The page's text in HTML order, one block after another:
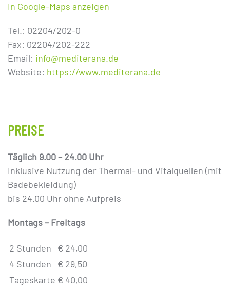
In Google-Maps anzeigen
Tel.: 02204/202-0
Fax: 02204/202-222
Email: info@mediterana.de
Website: https://www.mediterana.de
PREISE
Täglich 9.00 – 24.00 Uhr
Inklusive Nutzung der Thermal- und Vitalquellen (mit
Badebekleidung)
bis 24.00 Uhr ohne Aufpreis
Montags – Freitags
2 Stunden € 24,00
4 Stunden
€ 29,50
Tageskarte € 40,00